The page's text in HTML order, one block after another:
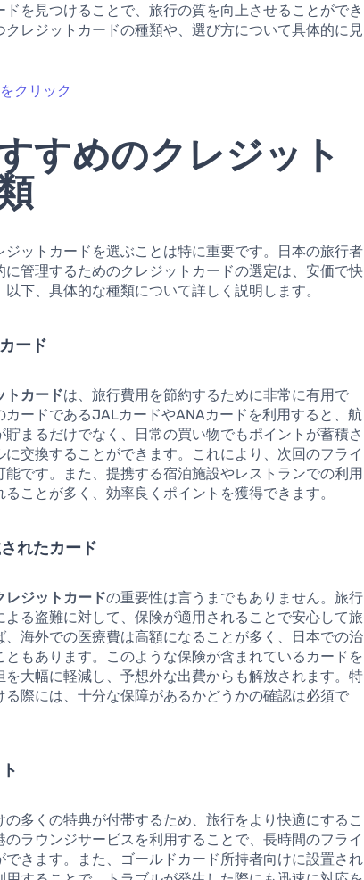
を見つけることで、旅行の質を向上させることができ
レジットカードの種類や、選び方について具体的に見
クリック
すめのクレジット
ットカードを選ぶことは特に重要です。日本の旅行者
管理するためのクレジットカードの選定は、安価で快
下、具体的な種類について詳しく説明します。
ード
トカードは、旅行費用を節約するために非常に有用で
ードであるJALカードやANAカードを利用すると、航
まるだけでなく、日常の買い物でもポイントが蓄積さ
交換することができます。これにより、次回のフライ
能です。また、提携する宿泊施設やレストランでの利用
ことが多く、効率良くポイントを獲得できます。
れたカード
レジットカードの重要性は言うまでもありません。旅行
る盗難に対して、保険が適用されることで安心して旅
海外での医療費は高額になることが多く、日本での治
もあります。このような保険が含まれているカードを
大幅に軽減し、予想外な出費からも解放されます。特
際には、十分な保障があるかどうかの確認は必須で
の多くの特典が付帯するため、旅行をより快適にするこ
ラウンジサービスを利用することで、長時間のフライ
できます。また、ゴールドカード所持者向けに設置され